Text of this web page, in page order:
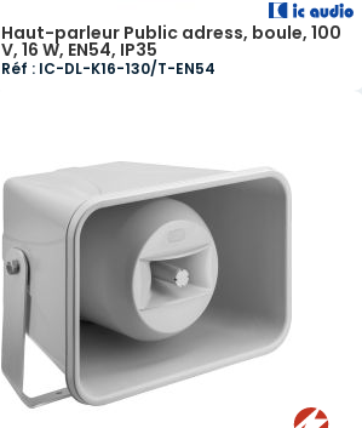
Haut-parleur Public adress, boule, 100
V, 16 W, EN54, IP35
Réf : IC-DL-K16-130/T-EN54